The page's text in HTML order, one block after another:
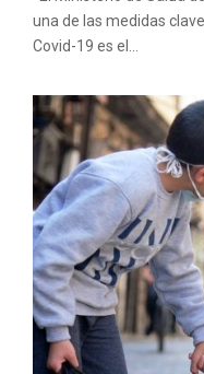
una de las medidas
Covid-19 es el...